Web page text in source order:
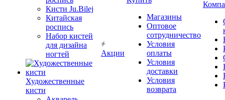
Кисти Ju.Bilej
Китайская
роспись
Набор кистей
для дизайна
ногтей
Художественные
кисти
Акции
Магазины
Оптовое
сотрудничество
Условия
оплаты
Условия
доставки
Условия
возврата